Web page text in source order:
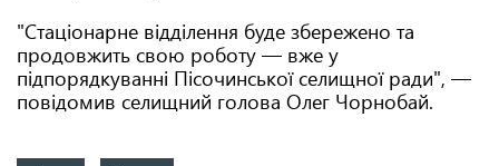
"Стаціонарне відділення буде збережено та
продовжить свою роботу — вже у
підпорядкуванні Пісочинської селищної ради", —
повідомив селищний голова Олег Чорнобай.